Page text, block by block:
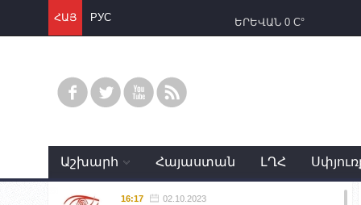
ՀԱՅ РУС ԵՐԵՎԱՆ 0 C°
Աշխարհ Հայաստան ԼՂՀ
16:17 02.10.2023